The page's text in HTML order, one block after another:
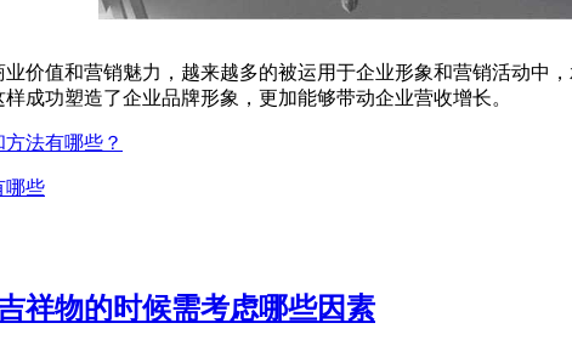
价值和营销魅力，越来越多的被运用于企业形象和营销活动中
成功塑造了企业品牌形象，更加能够带动企业营收增长。
法有哪些？
哪些
祥物的时候需考虑哪些因素